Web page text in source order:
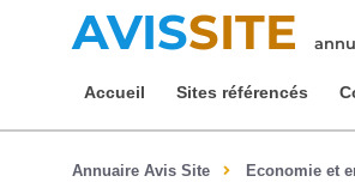
AVISSITE
Accueil Sites référencés
Annuaire Avis Site Economie et